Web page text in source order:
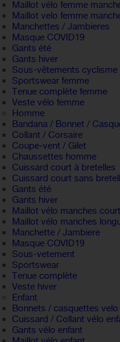
Maillot vélo femme
Maillot velo femme
Manchettes / Jambieres
Masque COVID19
Gants été
Gants hiver
Sous-vêtements cyclisme
Sportswear femme
Tenue complète femme
Veste vélo femme
Homme
Bandana / Bonnet /
Collant / Corsaire
Coupe-vent / Gilet
Chaussettes homme
Cuissard court à bretelles
Cuissard court sans
Gants été
Gants hiver
Maillot vélo manches
Maillot vélo manches
Manchette / Jambiere
Masque COVID19
Sous-vetement
Sportswear
Tenue complète
Veste hiver
Enfant
Bonnets / casquettes velo
Cuissard / Collant vélo
Gants vélo enfant